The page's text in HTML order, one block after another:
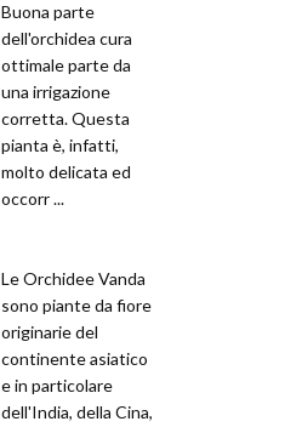
Buona parte
dell'orchidea cura
ottimale parte da
una irrigazione
corretta. Questa
pianta è, infatti,
molto delicata ed
occorr ...
Le Orchidee Vanda
sono piante da fiore
originarie del
continente asiatico
e in particolare
dell'India, della Cina,